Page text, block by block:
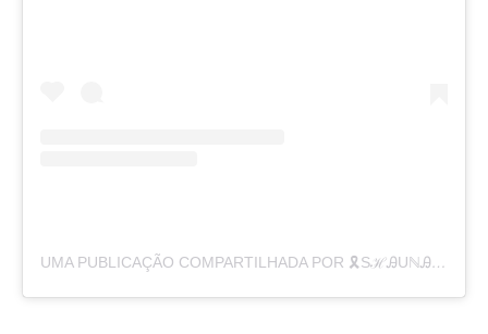
UMA PUBLICAÇÃO COMPARTILHADA POR 🎗ЅℋᎯUℕᎯ🐘 (@THEREAL_SHAUNARAE99)